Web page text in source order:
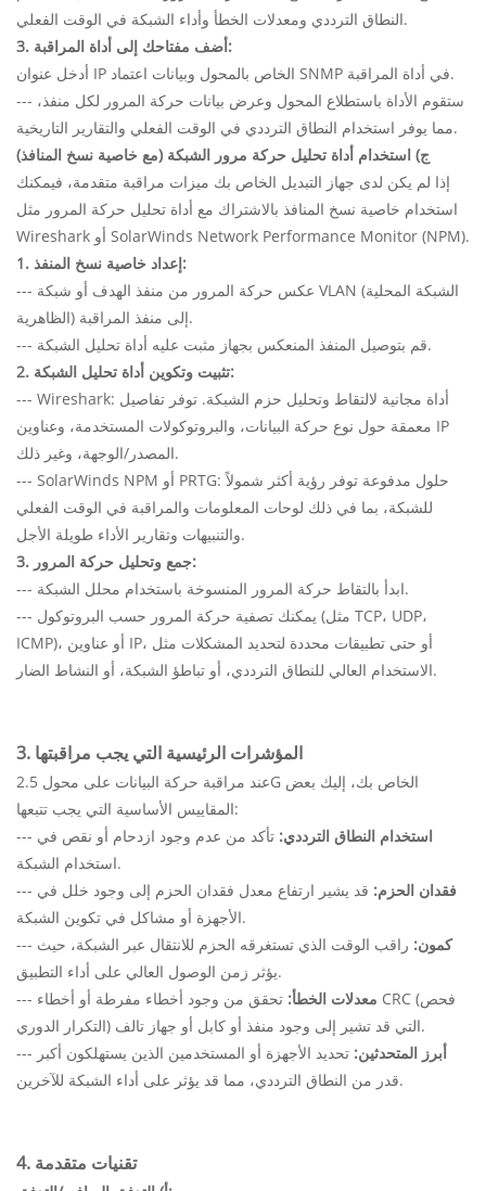
النطاق الترددي ومعدلات الخطأ وأداء الشبكة في الوقت الفعلي.
3. أضف مفتاحك إلى أداة المراقبة:
أدخل عنوان IP الخاص بالمحول وبيانات اعتماد SNMP في أداة المراقبة.
--- ستقوم الأداة باستطلاع المحول وعرض بيانات حركة المرور لكل منفذ،
مما يوفر استخدام النطاق الترددي في الوقت الفعلي والتقارير التاريخية.
ج) استخدام أداة تحليل حركة مرور الشبكة (مع خاصية نسخ المنافذ)
إذا لم يكن لدى جهاز التبديل الخاص بك ميزات مراقبة متقدمة، فيمكنك
استخدام خاصية نسخ المنافذ بالاشتراك مع أداة تحليل حركة المرور مثل
Wireshark أو SolarWinds Network Performance Monitor (NPM).
1. إعداد خاصية نسخ المنفذ:
--- عكس حركة المرور من منفذ الهدف أو شبكة VLAN (الشبكة المحلية
الظاهرية) إلى منفذ المراقبة.
--- قم بتوصيل المنفذ المنعكس بجهاز مثبت عليه أداة تحليل الشبكة.
2. تثبيت وتكوين أداة تحليل الشبكة:
--- Wireshark: أداة مجانية لالتقاط وتحليل حزم الشبكة. توفر تفاصيل
معمقة حول نوع حركة البيانات، والبروتوكولات المستخدمة، وعناوين IP
المصدر/الوجهة، وغير ذلك.
--- SolarWinds NPM أو PRTG: حلول مدفوعة توفر رؤية أكثر شمولاً
للشبكة، بما في ذلك لوحات المعلومات والمراقبة في الوقت الفعلي
والتنبيهات وتقارير الأداء طويلة الأجل.
3. جمع وتحليل حركة المرور:
--- ابدأ بالتقاط حركة المرور المنسوخة باستخدام محلل الشبكة.
--- يمكنك تصفية حركة المرور حسب البروتوكول (مثل TCP، UDP،
ICMP)، أو عناوين IP، أو حتى تطبيقات محددة لتحديد المشكلات مثل
الاستخدام العالي للنطاق الترددي، أو تباطؤ الشبكة، أو النشاط الضار.
3. المؤشرات الرئيسية التي يجب مراقبتها
عند مراقبة حركة البيانات على محول 2.5G الخاص بك، إليك بعض
المقاييس الأساسية التي يجب تتبعها:
---
استخدام النطاق الترددي: تأكد من عدم وجود ازدحام أو نقص في
استخدام الشبكة.
---
فقدان الحزم: قد يشير ارتفاع معدل فقدان الحزم إلى وجود خلل في
الأجهزة أو مشاكل في تكوين الشبكة.
---
كمون: راقب الوقت الذي تستغرقه الحزم للانتقال عبر الشبكة، حيث
يؤثر زمن الوصول العالي على أداء التطبيق.
---
معدلات الخطأ: تحقق من وجود أخطاء مفرطة أو أخطاء CRC (فحص
التكرار الدوري) التي قد تشير إلى وجود منفذ أو كابل أو جهاز تالف.
---
أبرز المتحدثين: تحديد الأجهزة أو المستخدمين الذين يستهلكون أكبر
قدر من النطاق الترددي، مما قد يؤثر على أداء الشبكة للآخرين.
4. تقنيات متقدمة